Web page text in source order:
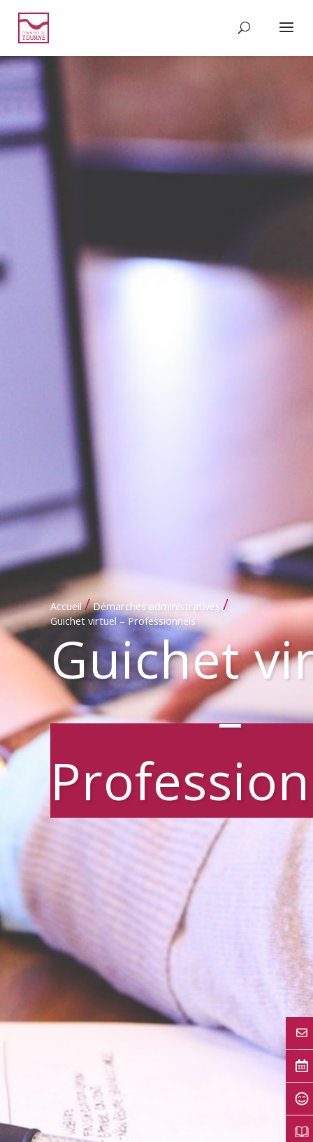
Accueil / Démarches administratives /
Guichet virtuel – Professionnels
Guichet
–